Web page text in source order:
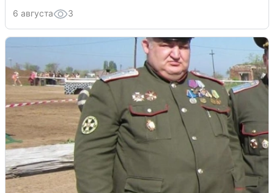
6 августа 3